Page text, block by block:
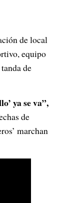
de local
equipo
de
ya se va”,
de
marchan